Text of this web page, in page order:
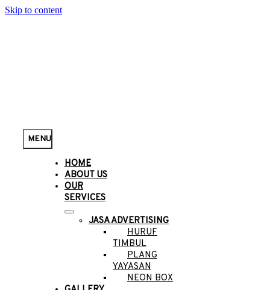
Skip to content
MENU
HOME
ABOUT US
OUR
SERVICES
JASA ADVERTISING
HURUF
TIMBUL
PLANG
YAYASAN
NEON BOX